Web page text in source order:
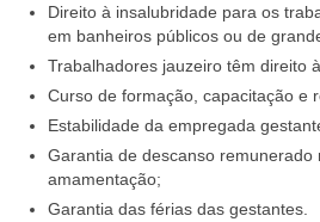
Direito à insalubridade para os
em banheiros públicos ou de
Trabalhadores jauzeiro têm direito
Curso de formação, capacitação e
Estabilidade da empregada
Garantia de descanso remunerado
amamentação;
Garantia das férias das gestantes.